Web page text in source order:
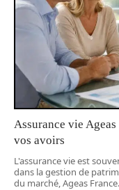
Assurance vie
vos avoirs
L'assurance vie est
dans la gestion de
du marché, Ageas France